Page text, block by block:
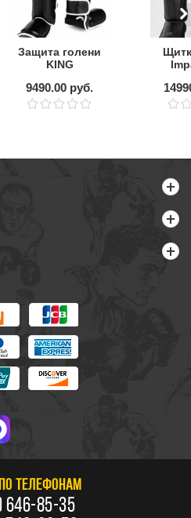
Защита голени
KING
9490.00 руб.
ТЕЛЕФОНАМ
646-85-35